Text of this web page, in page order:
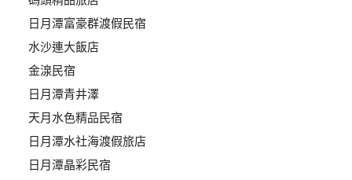
訂
理
員
帳
日月潭富豪群渡假民宿
水沙連大飯店
金湶民宿
日月潭青井澤
天月水色精品民宿
日月潭水社海渡假旅店
日月潭晶彩民宿